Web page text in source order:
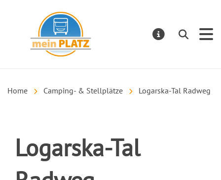
Suchen
Home Camping- & Stellplätze Logarska-Tal Radweg
Logarska-Tal